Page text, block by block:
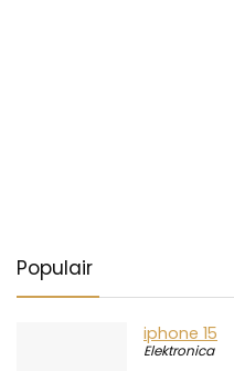
Populair
iphone 15
Elektronica